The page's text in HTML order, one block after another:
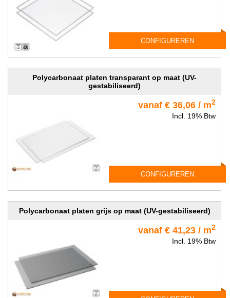
CONFIGUREREN
Polycarbonaat platen transparant op maat (UV-
gestabiliseerd)
vanaf € 36,06 / m2
Incl. 19% Btw
CONFIGUREREN
Polycarbonaat platen grijs op maat (UV-gestabiliseerd)
vanaf € 41,23 / m2
Incl. 19% Btw